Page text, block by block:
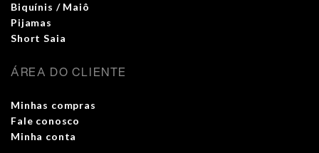
Biquínis / Maiô
Pijamas
Short Saia
ÁREA DO CLIENTE
Minhas compras
Fale conosco
Minha conta